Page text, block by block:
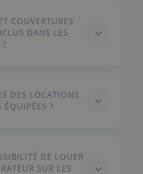
3
COUVERTURES
DANS LES
3
DES LOCATIONS
ÉQUIPÉES ?
3
DE LOUER
SUR LES